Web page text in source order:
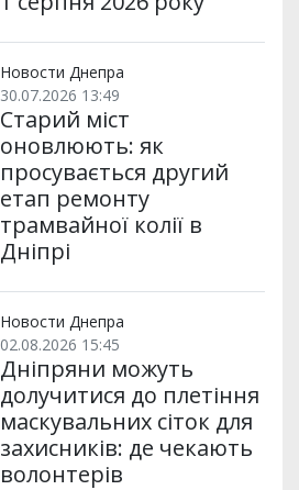
Новости Днепра
30.07.2026 13:49
Старий міст
оновлюють: як
просувається другий
етап ремонту
трамвайної колії в
Дніпрі
Новости Днепра
02.08.2026 15:45
Дніпряни можуть
долучитися до плетіння
маскувальних сіток для
захисників: де чекають
волонтерів